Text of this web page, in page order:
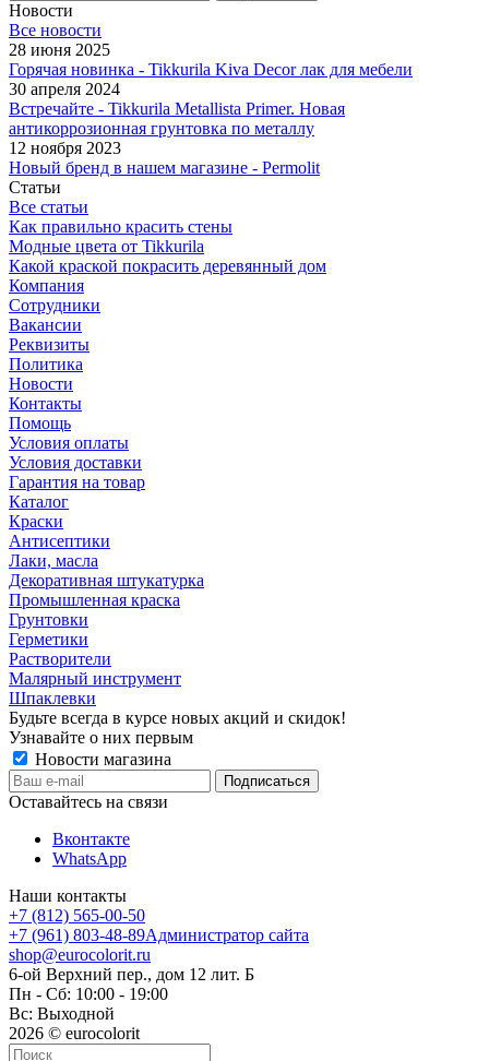
Новости
Все новости
28 июня 2025
Горячая новинка - Tikkurila Kiva Decor лак для мебели
30 апреля 2024
Встречайте - Tikkurila Metallista Primer. Новая
антикоррозионная грунтовка по металлу
12 ноября 2023
Новый бренд в нашем магазине - Permolit
Статьи
Все статьи
Как правильно красить стены
Модные цвета от Tikkurila
Какой краской покрасить деревянный дом
Компания
Сотрудники
Вакансии
Реквизиты
Политика
Новости
Контакты
Помощь
Условия оплаты
Условия доставки
Гарантия на товар
Каталог
Краски
Антисептики
Лаки, масла
Декоративная штукатурка
Промышленная краска
Грунтовки
Герметики
Растворители
Малярный инструмент
Шпаклевки
Будьте всегда в курсе новых акций и скидок!
Узнавайте о них первым
Новости магазина
Оставайтесь на связи
Вконтакте
WhatsApp
Наши контакты
+7 (812) 565-00-50
+7 (961) 803-48-89Администратор сайта
shop@eurocolorit.ru
6-ой Верхний пер., дом 12 лит. Б
Пн - Сб: 10:00 - 19:00
Вс: Выходной
2026 © eurocolorit